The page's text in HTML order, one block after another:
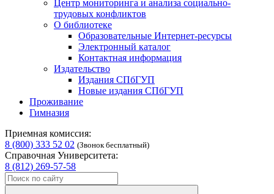
Центр мониторинга и анализа социально-
трудовых конфликтов
О библиотеке
Образовательные Интернет-ресурсы
Электронный каталог
Контактная информация
Издательство
Издания СПбГУП
Новые издания СПбГУП
Проживание
Гимназия
Приемная комиссия:
8 (800) 333 52 02 (Звонок бесплатный)
Справочная Университета:
8 (812) 269-57-58